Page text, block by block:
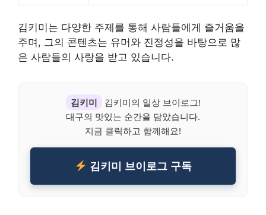
김키미는 다양한 주제를 통해 사람들에게 즐거움을
주며, 그의 콘텐츠는 유머와 진정성을 바탕으로 많
은 사람들의 사랑을 받고 있습니다.
김키미
김키미의 일상 브이로그!
대구의 맛있는 순간을 담았습니다.
지금 클릭하고 함께해요!
김키미 브이로그 구독